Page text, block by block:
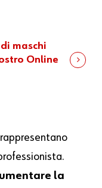
maschi
Online
rappresentano
la